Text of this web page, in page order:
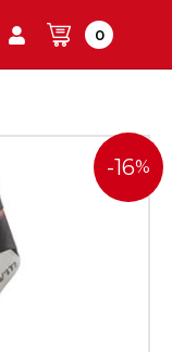
0
-16%